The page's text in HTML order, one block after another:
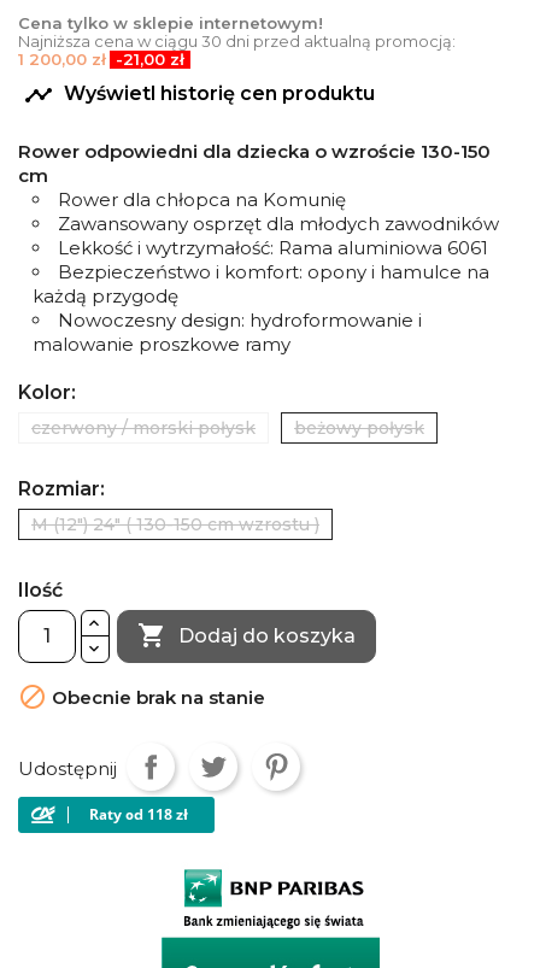
Cena tylko w sklepie internetowym!
Najniższa cena w ciągu 30 dni przed aktualną promocją:
1 200,00 zł -21,00 zł
 Wyświetl historię cen produktu
Rower odpowiedni dla dziecka o wzroście 130-150
cm
Rower dla chłopca na Komunię
Zawansowany osprzęt dla młodych zawodników
Lekkość i wytrzymałość: Rama aluminiowa 6061
Bezpieczeństwo i komfort: opony i hamulce na
każdą przygodę
Nowoczesny design: hydroformowanie i
malowanie proszkowe ramy
Kolor:
czerwony / morski połysk beżowy połysk
Rozmiar:
M (12") 24" ( 130-150 cm wzrostu )
Ilość
 Dodaj do koszyka
 Obecnie brak na stanie
Udostępnij